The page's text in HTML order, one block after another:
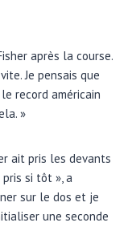
après la course.
Je pensais que
record américain
»
ait pris les devants
pris si tôt », a
sur le dos et je
une seconde